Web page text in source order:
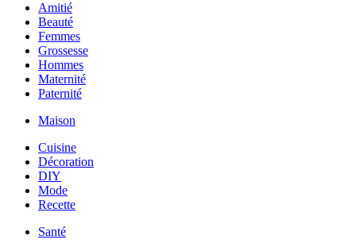
Amitié
Beauté
Femmes
Grossesse
Hommes
Maternité
Paternité
Maison
Cuisine
Décoration
DIY
Mode
Recette
Santé